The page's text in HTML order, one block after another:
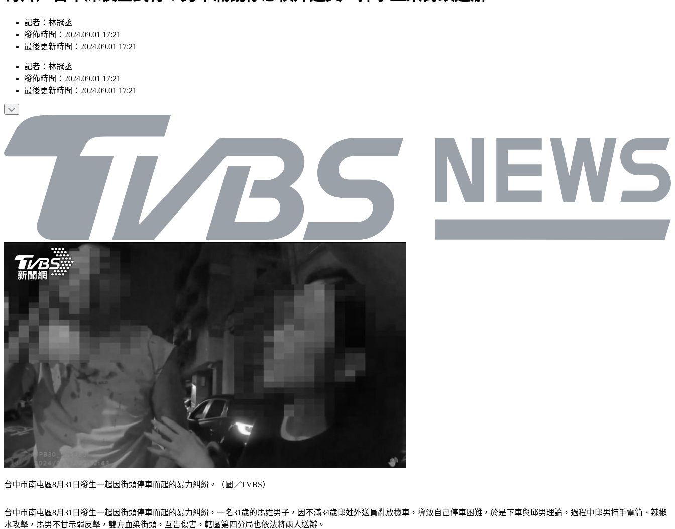
記者：林冠丞
發佈時間：2024.09.01 17:21
最後更新時間：2024.09.01 17:21
記者 ： 林冠丞
發佈時間： 2024.09.01 17:21
最後更新時間： 2024.09.01 17:21
台中市南屯區8月31日發生一起因街頭停車而起的暴力糾紛。（圖／TVBS）
台中市南屯區8月31日發生一起因街頭停車而起的暴力糾紛，一名31歲的馬姓男子，因不滿34歲邱姓外送員亂放機車，導致自己停車困難，於是下車與邱男理論，過程中邱男持手電筒、辣椒
水攻擊，馬男不甘示弱反擊，雙方血染街頭，互告傷害，轄區第四分局也依法將兩人送辦。